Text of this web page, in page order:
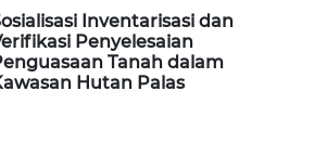
Inventarisasi dan
Penyelesaian
Tanah dalam
Hutan Palas